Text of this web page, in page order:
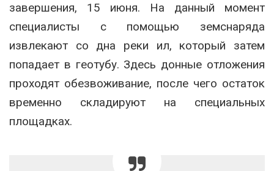
завершения, 15 июня. На данный момент
специалисты с помощью земснаряда
извлекают со дна реки ил, который затем
попадает в геотубу. Здесь донные отложения
проходят обезвоживание, после чего остаток
временно складируют на специальных
площадках.